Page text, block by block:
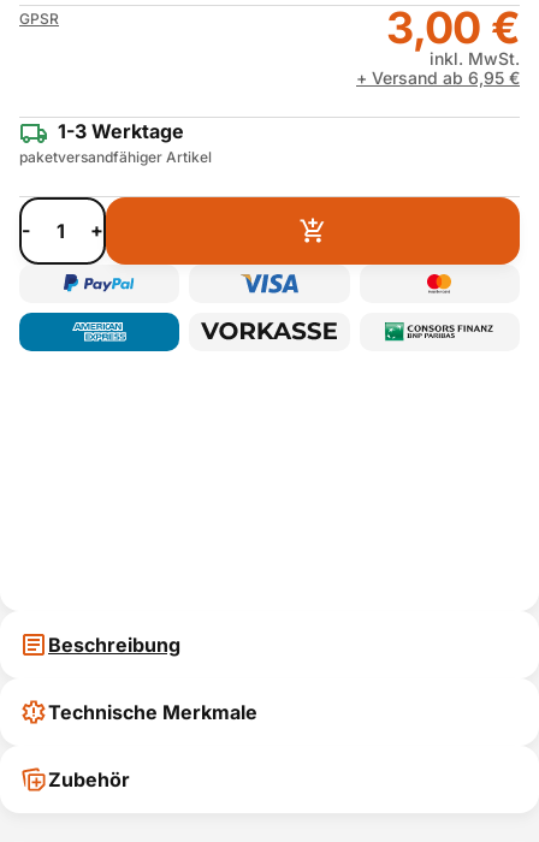
GPSR 3,00 €
inkl. MwSt.
+ Versand ab 6,95 €
1-3 Werktage
paketversandfähiger Artikel
- +
Beschreibung
Technische Merkmale
Zubehör